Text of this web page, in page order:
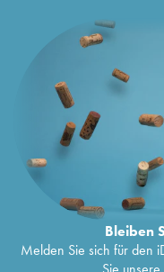
Bleiben
Melden Sie sich für den